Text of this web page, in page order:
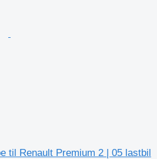
til Renault Premium 2 | 05 lastbil